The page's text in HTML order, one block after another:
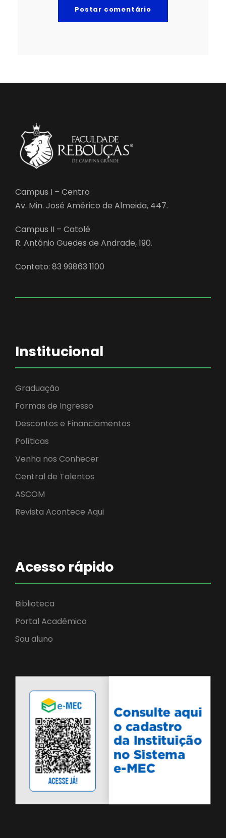
Campus I – Centro
Av. Min. José Américo de Almeida, 447.
Campus II – Catolé
R. Antônio Guedes de Andrade, 190.
Contato: 83 99863 1100
Institucional
Graduação
Formas de Ingresso
Descontos e Financiamentos
Políticas
Venha nos Conhecer
Central de Talentos
ASCOM
Revista Acontece Aqui
Acesso rápido
Biblioteca
Portal Acadêmico
Sou aluno